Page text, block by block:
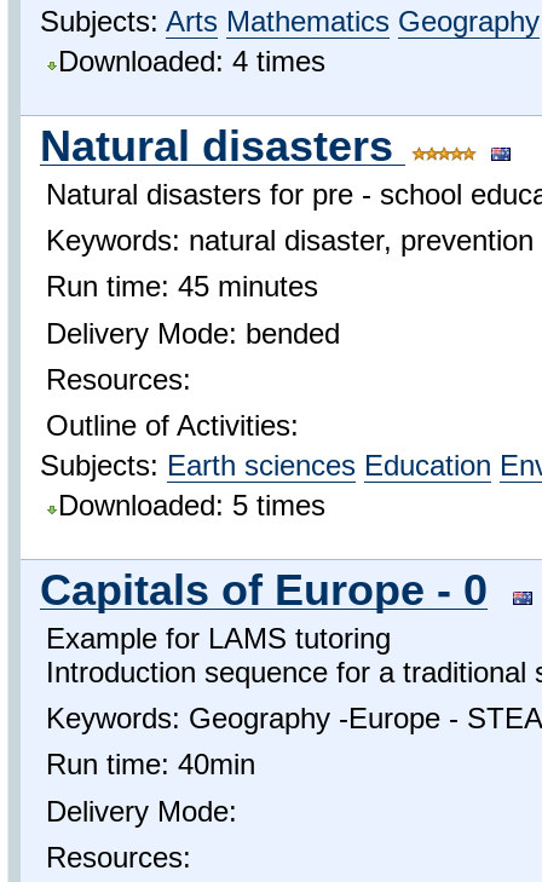
Subjects: Arts Mathematics Geography
Downloaded: 4 times
Natural disasters
Natural disasters for pre - school
Keywords: natural disaster,
Run time: 45 minutes
Delivery Mode: bended
Resources:
Outline of Activities:
Subjects: Earth sciences Education
Downloaded: 5 times
Capitals of Europe - 0
Example for LAMS tutoring
Introduction sequence for a
Keywords: Geography -Europe -
Run time: 40min
Delivery Mode:
Resources: